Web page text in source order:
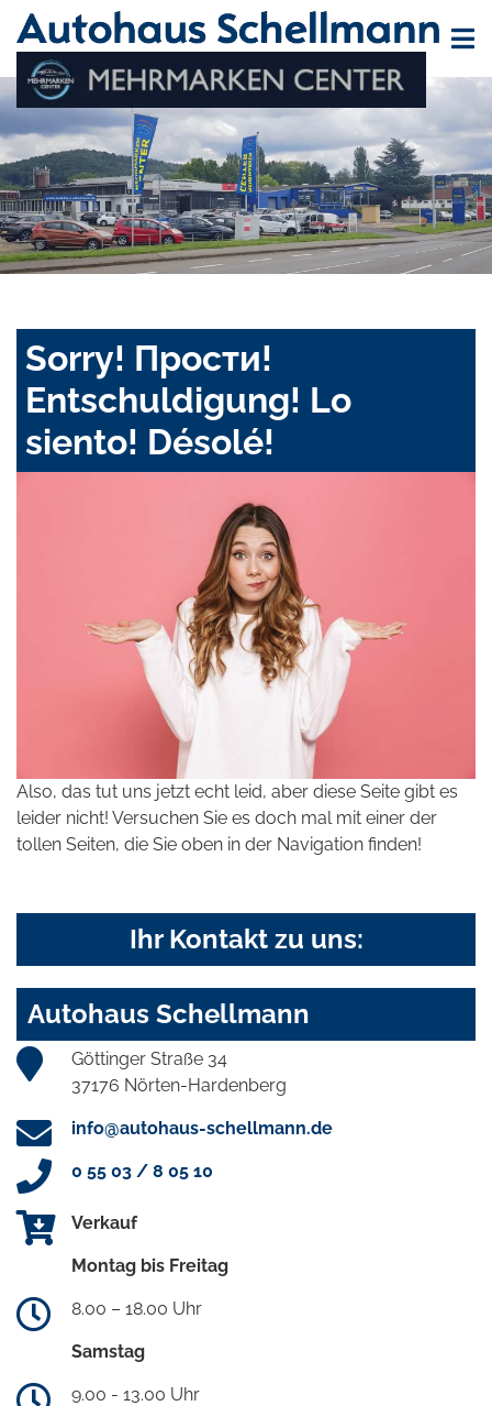
Sorry! Прости!
Entschuldigung! Lo
siento! Désolé!
Also, das tut uns jetzt echt leid, aber diese Seite gibt es
leider nicht! Versuchen Sie es doch mal mit einer der
tollen Seiten, die Sie oben in der Navigation finden!
Ihr Kontakt zu uns:
Autohaus Schellmann
Göttinger Straße 34
37176 Nörten-Hardenberg
info@autohaus-schellmann.de
0 55 03 / 8 05 10
Verkauf
Montag bis Freitag
8.00 – 18.00 Uhr
Samstag
9.00 - 13.00 Uhr